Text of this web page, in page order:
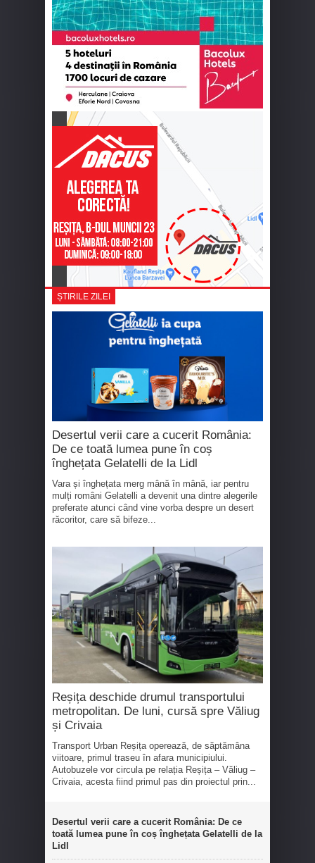
ȘTIRILE ZILEI
Desertul verii care a cucerit România:
De ce toată lumea pune în coș
înghețata Gelatelli de la Lidl
Vara și înghețata merg mână în mână, iar pentru
mulți români Gelatelli a devenit una dintre alegerile
preferate atunci când vine vorba despre un desert
răcoritor, care să bifeze...
Reșița deschide drumul transportului
metropolitan. De luni, cursă spre Văliug
și Crivaia
Transport Urban Reșița operează, de săptămâna
viitoare, primul traseu în afara municipiului.
Autobuzele vor circula pe relația Reșița – Văliug –
Crivaia, acesta fiind primul pas din proiectul prin...
Desertul verii care a cucerit România: De ce
toată lumea pune în coș înghețata Gelatelli de la
Lidl